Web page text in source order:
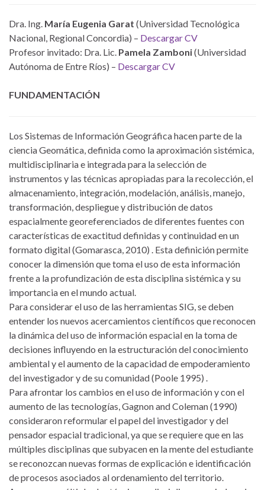
Dra. Ing. María Eugenia Garat (Universidad Tecnológica
Nacional, Regional Concordia) – Descargar CV
Profesor invitado: Dra. Lic. Pamela Zamboni(Universidad
Autónoma de Entre Ríos) – Descargar CV
FUNDAMENTACIÓN
Los Sistemas de Información Geográfica hacen parte de la
ciencia Geomática, definida como la aproximación sistémica,
multidisciplinaria e integrada para la selección de
instrumentos y las técnicas apropiadas para la recolección, el
almacenamiento, integración, modelación, análisis, manejo,
transformación, despliegue y distribución de datos
espacialmente georeferenciados de diferentes fuentes con
características de exactitud definidas y continuidad en un
formato digital (Gomarasca, 2010) . Esta definición permite
conocer la dimensión que toma el uso de esta información
frente a la profundización de esta disciplina sistémica y su
importancia en el mundo actual.
Para considerar el uso de las herramientas SIG, se deben
entender los nuevos acercamientos científicos que reconocen
la dinámica del uso de información espacial en la toma de
decisiones influyendo en la estructuración del conocimiento
ambiental y el aumento de la capacidad de empoderamiento
del investigador y de su comunidad (Poole 1995) .
Para afrontar los cambios en el uso de información y con el
aumento de las tecnologías, Gagnon and Coleman (1990)
consideraron reformular el papel del investigador y del
pensador espacial tradicional, ya que se requiere que en las
múltiples disciplinas que subyacen en la mente del estudiante
se reconozcan nuevas formas de explicación e identificación
de procesos asociados al ordenamiento del territorio.